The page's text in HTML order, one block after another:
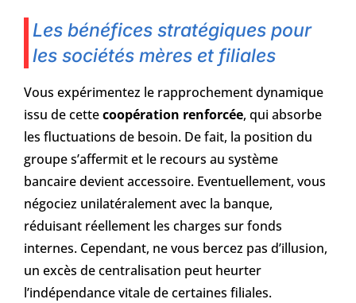
Les bénéfices stratégiques pour
les sociétés mères et filiales
Vous expérimentez le rapprochement dynamique
issu de cettecoopération renforcée, qui absorbe
les fluctuations de besoin. De fait, la position du
groupe s’affermit et le recours au système
bancaire devient accessoire. Eventuellement, vous
négociez unilatéralement avec la banque,
réduisant réellement les charges sur fonds
internes. Cependant, ne vous bercez pas d’illusion,
un excès de centralisation peut heurter
l’indépendance vitale de certaines filiales.